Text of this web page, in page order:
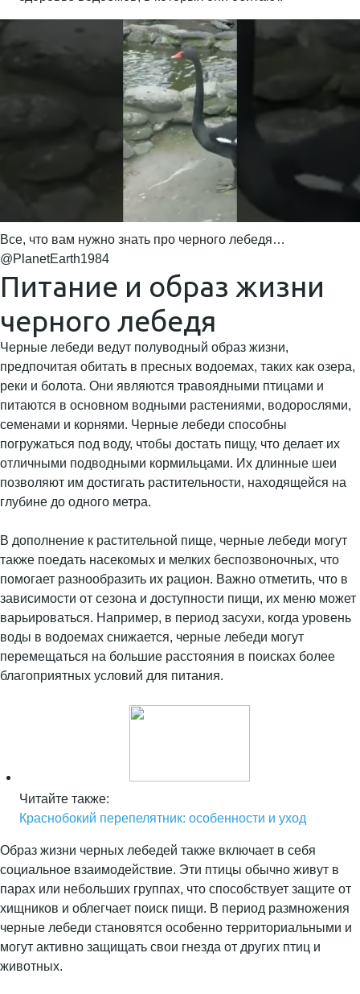
Все, что вам нужно знать про черного лебедя…
@PlanetEarth1984
Питание и образ жизни
черного лебедя
Черные лебеди ведут полуводный образ жизни,
предпочитая обитать в пресных водоемах, таких как озера,
реки и болота. Они являются травоядными птицами и
питаются в основном водными растениями, водорослями,
семенами и корнями. Черные лебеди способны
погружаться под воду, чтобы достать пищу, что делает их
отличными подводными кормильцами. Их длинные шеи
позволяют им достигать растительности, находящейся на
глубине до одного метра.
В дополнение к растительной пище, черные лебеди могут
также поедать насекомых и мелких беспозвоночных, что
помогает разнообразить их рацион. Важно отметить, что в
зависимости от сезона и доступности пищи, их меню может
варьироваться. Например, в период засухи, когда уровень
воды в водоемах снижается, черные лебеди могут
перемещаться на большие расстояния в поисках более
благоприятных условий для питания.
Читайте также:
Краснобокий перепелятник: особенности и уход
Образ жизни черных лебедей также включает в себя
социальное взаимодействие. Эти птицы обычно живут в
парах или небольших группах, что способствует защите от
хищников и облегчает поиск пищи. В период размножения
черные лебеди становятся особенно территориальными и
могут активно защищать свои гнезда от других птиц и
животных.